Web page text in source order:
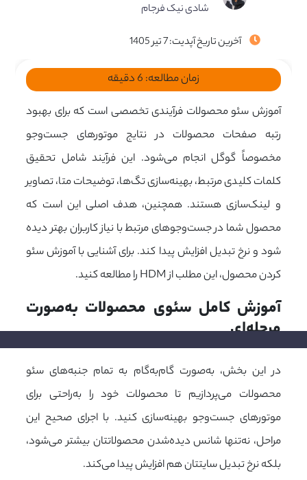
شادی نیک فرجام
آخرین تاریخ آپدیت: 7 تیر 1405
زمان مطالعه: 6 دقیقه
آموزش سئو محصولات فرآیندی تخصصی است که برای بهبود
رتبه صفحات محصولات در نتایج موتورهای جست‌وجو
مخصوصاً گوگل انجام می‌شود. این فرآیند شامل تحقیق
کلمات کلیدی مرتبط، بهینه‌سازی تگ‌ها، توضیحات متا، تصاویر
و لینک‌سازی هستند. همچنین، هدف اصلی این است که
محصول شما در جست‌وجوهای مرتبط با نیاز کاربران بهتر دیده
شود و نرخ تبدیل افزایش پیدا کند. برای آشنایی با آموزش سئو
کردن محصول، این مطلب از HDM را مطالعه کنید.
مرحله‌ای
در این بخش، به‌صورت گام‌به‌گام به تمام جنبه‌های سئو
محصولات می‌پردازیم تا محصولات خود را به‌راحتی برای
موتورهای جست‌وجو بهینه‌سازی کنید. با اجرای صحیح این
مراحل، نه‌تنها شانس دیده‌شدن محصولاتتان بیشتر می‌شود،
بلکه نرخ تبدیل سایتتان هم افزایش پیدا می‌کند.